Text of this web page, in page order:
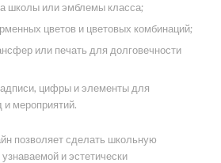
школы или эмблемы класса;
цветов и цветовых комбинаций;
или печать для долговечности
цифры и элементы для
и мероприятий.
позволяет сделать школьную
и эстетически